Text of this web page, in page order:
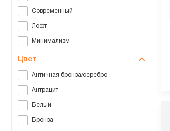
Современный
Лофт
Минимализм
Цвет
Античная бронза/серебро
Антрацит
Белый
Бронза